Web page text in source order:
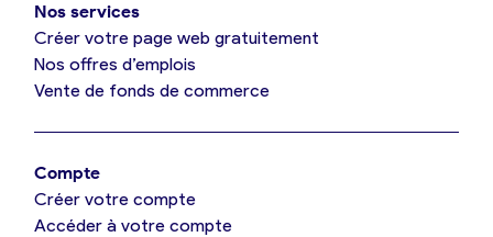
Je référence ma boulangerie (gratuit)
Offres d’emploi
Je suis fournisseur
Nos services
Créer votre page web gratuitement
Nos offres d’emplois
Vente de fonds de commerce
Compte
Créer votre compte
Accéder à votre compte